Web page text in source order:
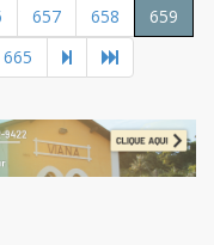
657 658
659
665